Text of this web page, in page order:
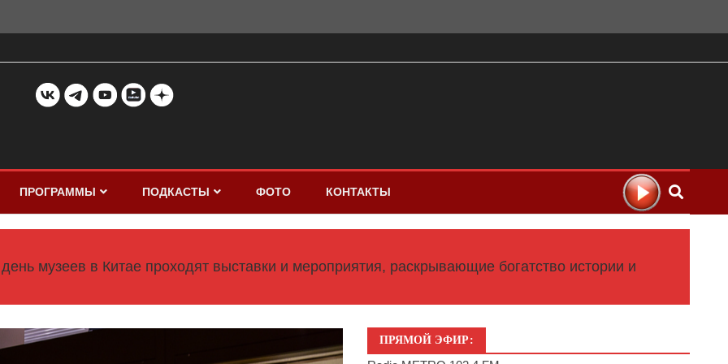
ПРОГРАММЫ ПОДКАСТЫ ФОТО КОНТАКТЫ
музеев в Китае проходят выставки и мероприятия, раскрывающие богатство истории и
ПРЯМОЙ ЭФИР: